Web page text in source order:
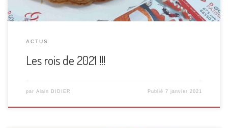
ACTUS
Les rois de 2021 !!!
par Alain DIDIER Publié7 janvier 2021